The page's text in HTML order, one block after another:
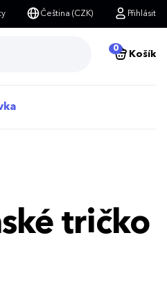
Čeština (CZK) Přihlásit
0
Košík
tričko